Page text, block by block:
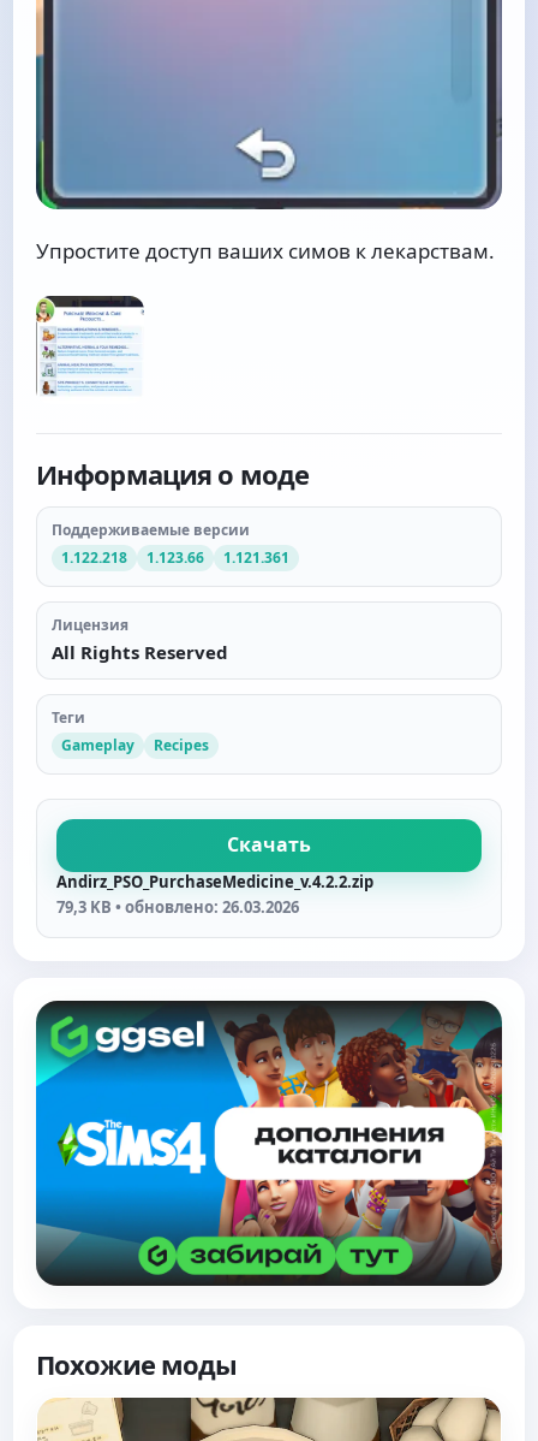
Упростите доступ ваших симов к лекарствам.
Информация о моде
Поддерживаемые версии
1.122.218
1.123.66 1.121.361
Лицензия
All Rights Reserved
Теги
Gameplay
Recipes
Скачать
Andirz_PSO_PurchaseMedicine_v.4.2.2.zip
79,3 KB • обновлено: 26.03.2026
Похожие моды